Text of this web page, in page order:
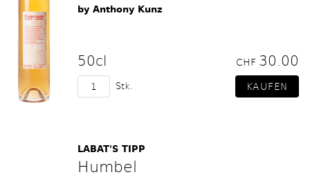
by Anthony Kunz
50cl CHF 30.00
Stk.
LABAT'S TIPP
Humbel